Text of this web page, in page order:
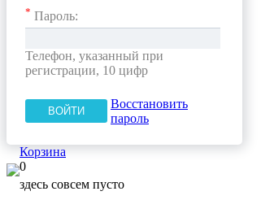
* Пароль:
Телефон, указанный при
регистрации, 10 цифр
Восстановить
пароль
Корзина
0
здесь совсем пусто